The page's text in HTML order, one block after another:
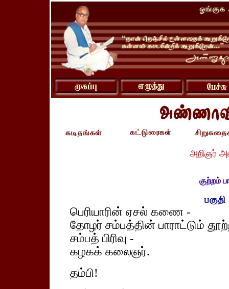
அறிஞர்
குற்றம்
பெரியாரின் ஏசல் கணை -
தோழர் சம்பத்தின் பாராட்டும்
சம்பத் பிரிவு -
கழகக் கலைஞர்.
தம்பி!